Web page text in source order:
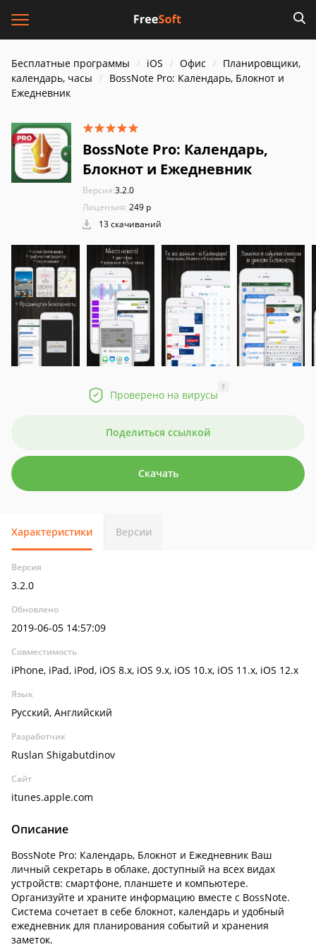
Бесплатные программы iOS Офис
Планировщики,
календарь, часы
BossNote Pro: Календарь, Блокнот и
Ежедневник
BossNote Pro: Календарь,
Блокнот и Ежедневник
Версия:3.2.0
Лицензия: 249 р
13 скачиваний
Проверено на вирусы
?
Поделиться ссылкой
Скачать
Характеристики Версии
Версия
3.2.0
Обновлено
2019-06-05 14:57:09
Совместимость
iPhone, iPad, iPod, iOS 8.x, iOS 9.x, iOS 10.x, iOS 11.x, iOS 12.x
Язык
Русский, Английский
Разработчик
Ruslan Shigabutdinov
Сайт
itunes.apple.com
Описание
BossNote Pro: Календарь, Блокнот и Ежедневник Ваш
личный секретарь в облаке, доступный на всех видах
устройств: смартфоне, планшете и компьютере.
Организуйте и храните информацию вместе с BossNote.
Система сочетает в себе блокнот, календарь и удобный
ежедневник для планирования событий и хранения
заметок.